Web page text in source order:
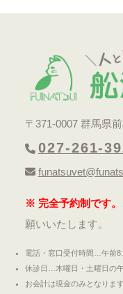
〒371-0007 群馬県
027-261-
※ 完全予約制です。
願いいたします。
電話・窓口受付時間…午前
休診日…木曜日・土曜日の
お会計は現金のみとなりま